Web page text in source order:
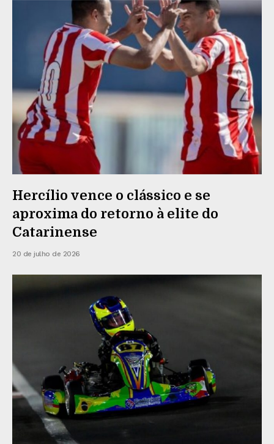
Hercílio vence o clássico e se
aproxima do retorno à elite do
Catarinense
20 de julho de 2026